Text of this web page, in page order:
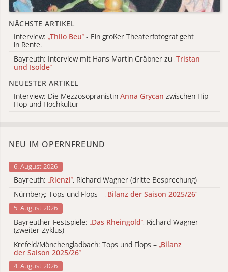
NÄCHSTE ARTIKEL
Interview: „Thilo Beu“ - Ein großer Theaterfotograf geht
in Rente.
Bayreuth: Interview mit Hans Martin Gräbner zu „Tristan
und Isolde“
NEUESTER ARTIKEL
Interview: Die Mezzosopranistin Anna Grycan zwischen Hip-
Hop und Hochkultur
NEU IM OPERNFREUND
6. August 2026
Bayreuth: „Rienzi“, Richard Wagner (dritte Besprechung)
Nürnberg: Tops und Flops – „Bilanz der Saison 2025/26“
5. August 2026
Bayreuther Festspiele: „Das Rheingold“, Richard Wagner
(zweiter Zyklus)
Krefeld/Mönchengladbach: Tops und Flops – „Bilanz
der Saison 2025/26“
4. August 2026